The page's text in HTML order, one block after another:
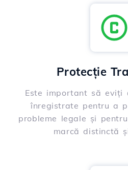
Protecție
Este important să eviți
înregistrate pentru a
probleme legale și
marcă distinctă